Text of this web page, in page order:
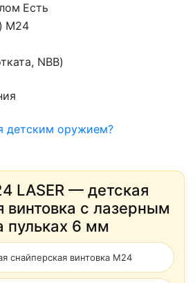
Есть
M24
NBB)
детским оружием?
LASER — детская
винтовка с лазерным
пульках 6 мм
снайперская винтовка M24